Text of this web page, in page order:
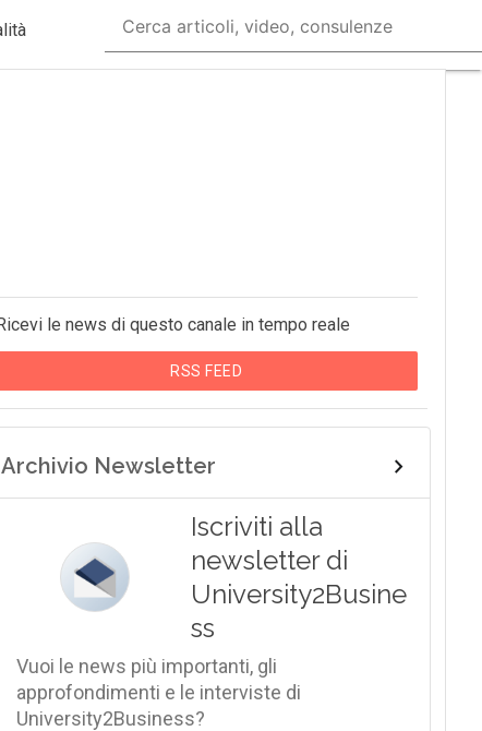
le news di questo canale in tempo reale
RSS FEED
Archivio Newsletter
Iscriviti alla
newsletter di
University2Busine
ss
Vuoi le news più importanti, gli
approfondimenti e le interviste di
University2Business?